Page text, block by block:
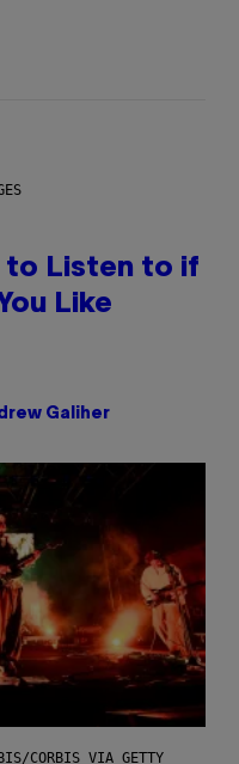
to Listen to if
Like
Galiher
CORBIS VIA GETTY